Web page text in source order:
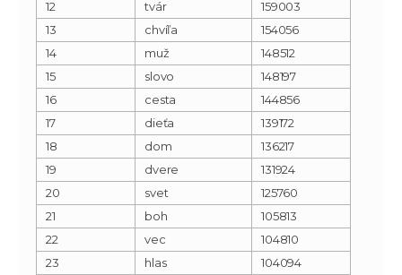
12
tvár
159003
13
chvíľa
154056
14
muž
148512
15
slovo
148197
16
cesta
144856
17
dieťa
139172
18
dom
136217
19
dvere
131924
20
svet
125760
21
boh
105813
22
vec
104810
23
hlas
104094